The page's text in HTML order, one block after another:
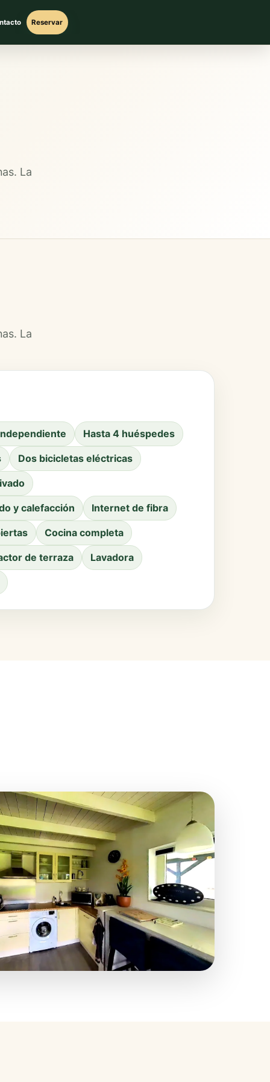
Reservar
La
La
Hasta 4 huéspedes
Dos bicicletas eléctricas
y calefacción Internet de fibra
Cocina completa
de terraza Lavadora